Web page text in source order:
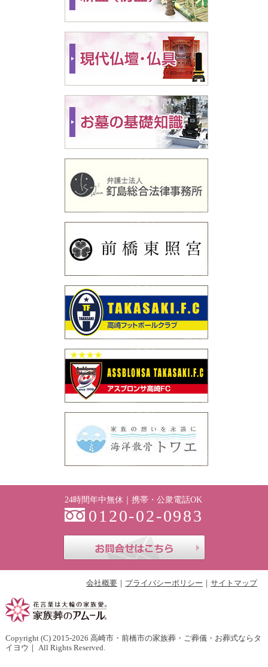
24時間年中無休｜携帯・公衆電話OK
0120-02-0983
会社概要 プライバシーポリシー サイトマップ
Copyright (C) 2015-2026 高崎市・前橋市の家族葬・ご葬儀・お葬式ならタ
イヨウ ｜ All Rights Reserved.